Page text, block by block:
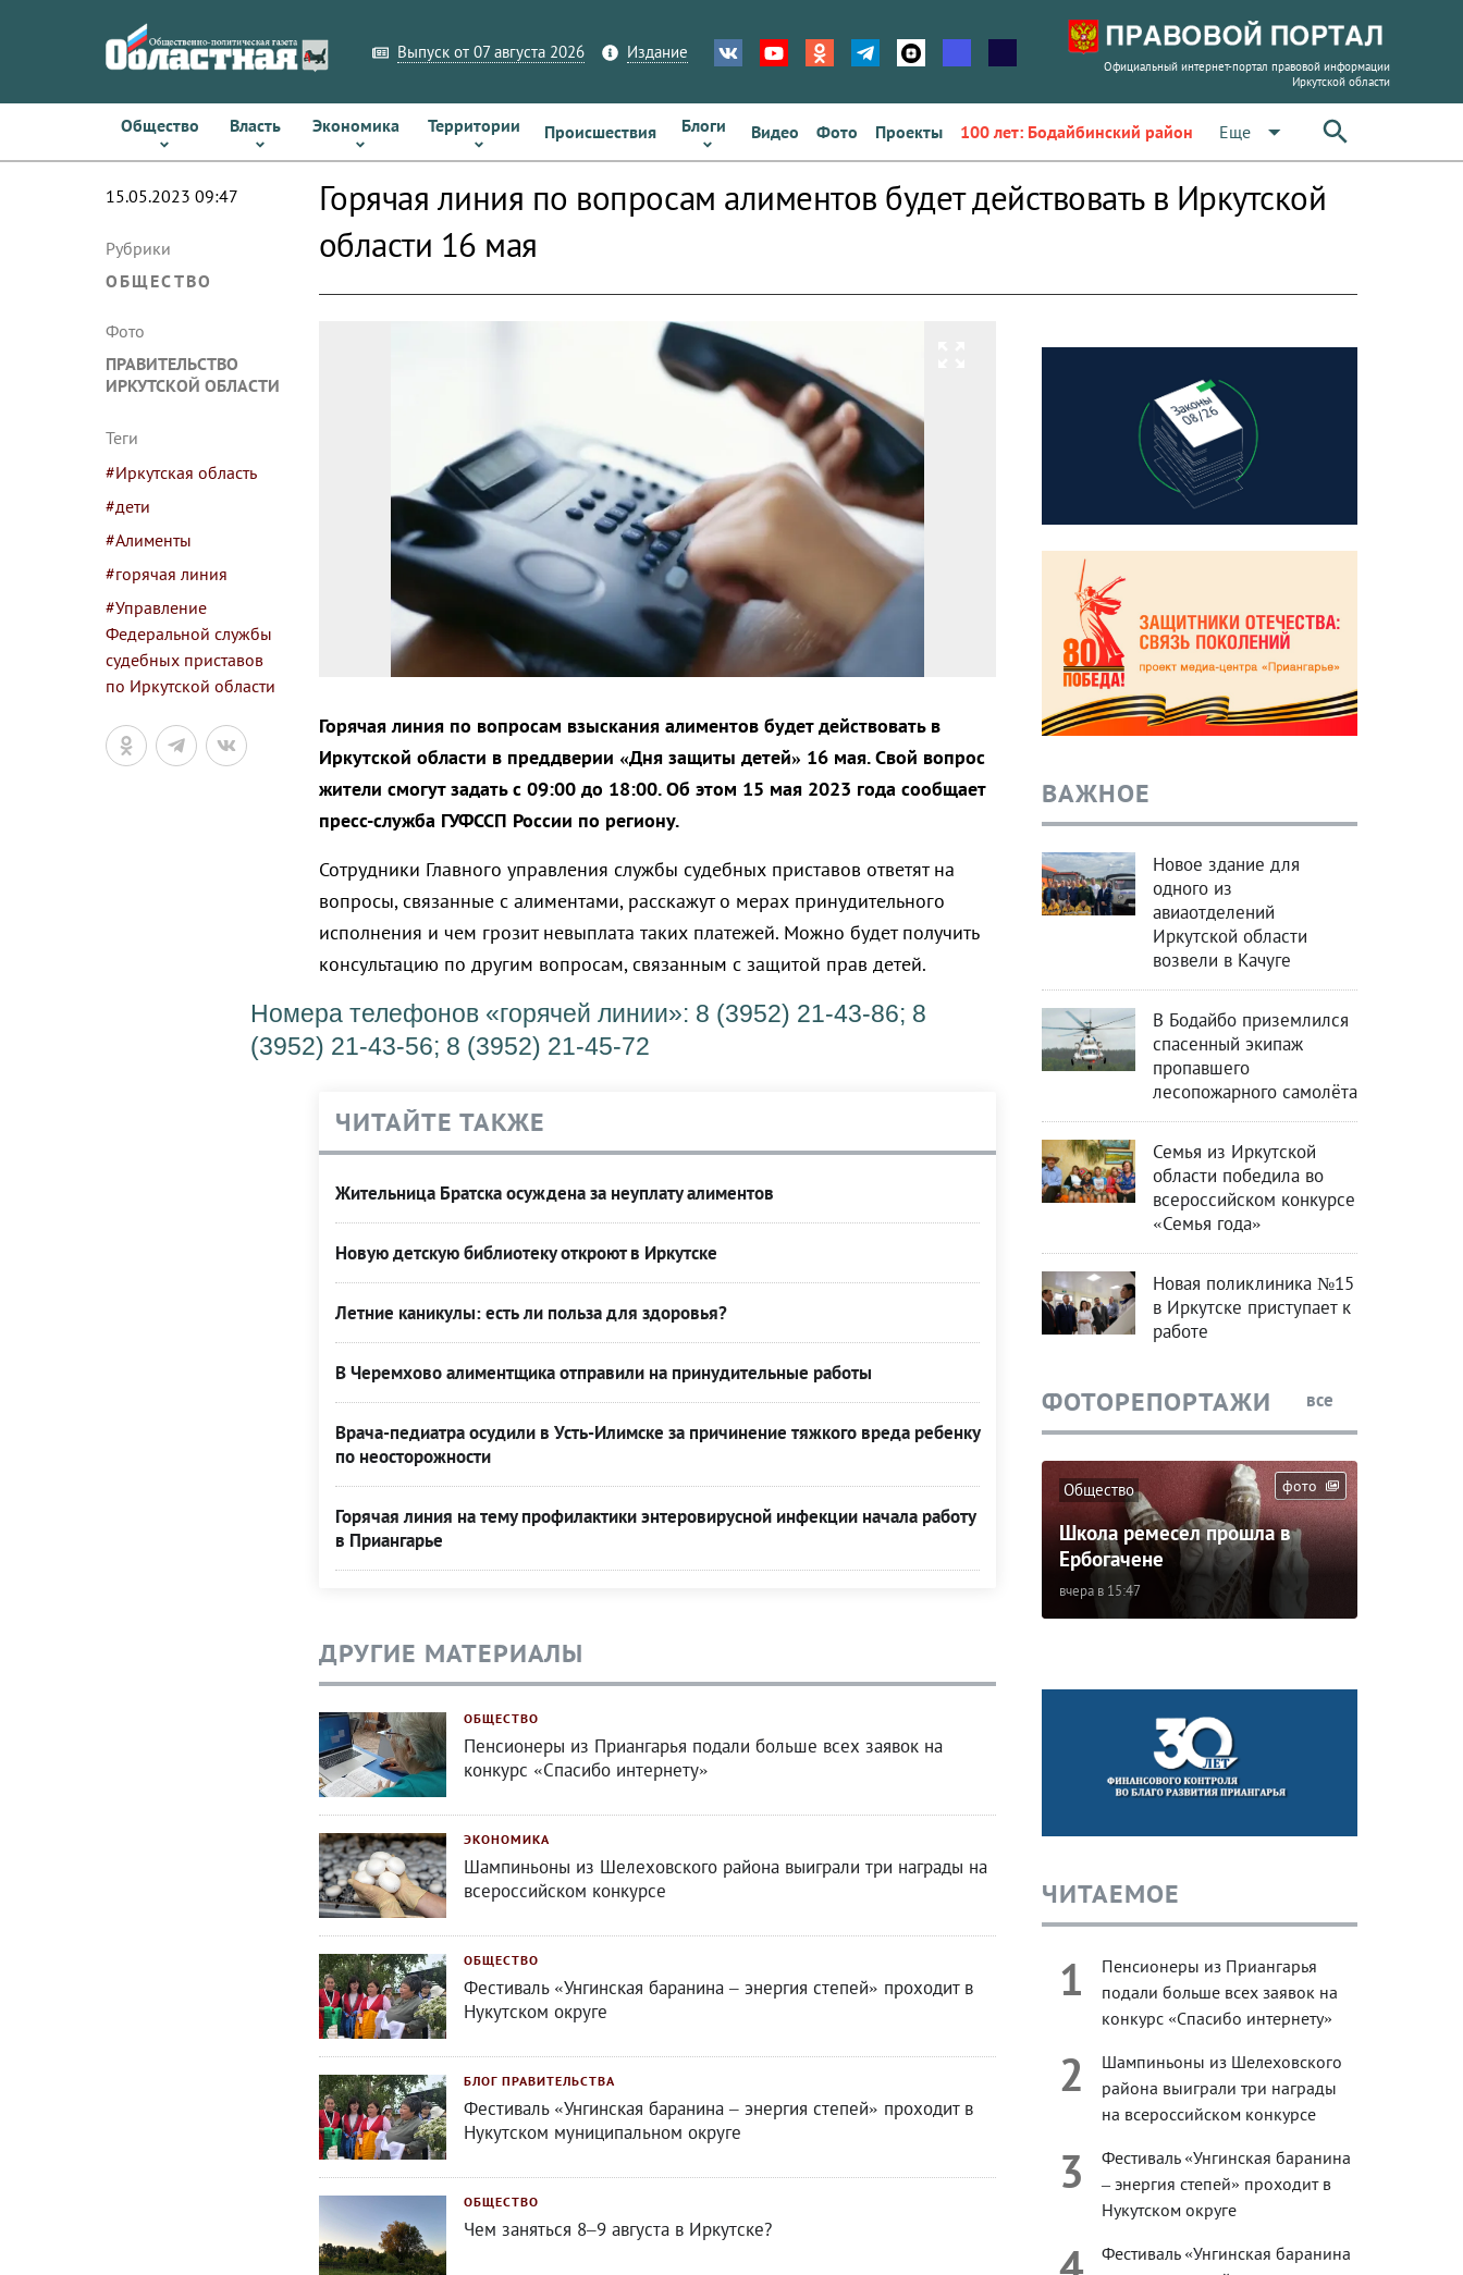
Выпуск от 07 августа 2026 Издание
Официальный интернет-портал правовой информации
Иркутской области
Общество Власть Экономика Территории Происшествия Блоги Видео Фото Проекты 100 лет: Бодайбинский район Еще arrow_drop_down
15.05.2023 09:47
Рубрики
ОБЩЕСТВО
Фото
ПРАВИТЕЛЬСТВО
ИРКУТСКОЙ ОБЛАСТИ
Теги
#Иркутская область
#дети
#Алименты
#горячая линия
#Управление
Федеральной службы
судебных приставов
по Иркутской области
Горячая линия по вопросам алиментов будет действовать в Иркутской
области 16 мая
Горячая линия по вопросам взыскания алиментов будет действовать в
Иркутской области в преддверии «Дня защиты детей» 16 мая. Свой вопрос
жители смогут задать с 09:00 до 18:00. Об этом 15 мая 2023 года сообщает
пресс-служба ГУФССП России по региону.
Сотрудники Главного управления службы судебных приставов ответят на
вопросы, связанные с алиментами, расскажут о мерах принудительного
исполнения и чем грозит невыплата таких платежей. Можно будет получить
консультацию по другим вопросам, связанным с защитой прав детей.
Номера телефонов «горячей линии»: 8 (3952) 21-43-86; 8
(3952) 21-43-56; 8 (3952) 21-45-72
ЧИТАЙТЕ ТАКЖЕ
Жительница Братска осуждена за неуплату алиментов
Новую детскую библиотеку откроют в Иркутске
Летние каникулы: есть ли польза для здоровья?
В Черемхово алиментщика отправили на принудительные работы
Врача-педиатра осудили в Усть-Илимске за причинение тяжкого вреда ребенку
по неосторожности
Горячая линия на тему профилактики энтеровирусной инфекции начала работу
в Приангарье
ДРУГИЕ МАТЕРИАЛЫ
ОБЩЕСТВО
Пенсионеры из Приангарья подали больше всех заявок на
конкурс «Спасибо интернету»
ЭКОНОМИКА
Шампиньоны из Шелеховского района выиграли три награды на
всероссийском конкурсе
ОБЩЕСТВО
Фестиваль «Унгинская баранина – энергия степей» проходит в
Нукутском округе
БЛОГ ПРАВИТЕЛЬСТВА
Фестиваль «Унгинская баранина – энергия степей» проходит в
Нукутском муниципальном округе
ОБЩЕСТВО
Чем заняться 8–9 августа в Иркутске?
ВАЖНОЕ
Новое здание для
одного из
авиаотделений
Иркутской области
возвели в Качуге
В Бодайбо приземлился
спасенный экипаж
пропавшего
лесопожарного самолёта
Семья из Иркутской
области победила во
всероссийском конкурсе
«Семья года»
Новая поликлиника №15
в Иркутске приступает к
работе
ФОТОРЕПОРТАЖИ все
фото
Общество
Школа ремесел прошла в
Ербогачене
вчера в 15:47
ЧИТАЕМОЕ
1
Пенсионеры из Приангарья
подали больше всех заявок на
конкурс «Спасибо интернету»
2
Шампиньоны из Шелеховского
района выиграли три награды
на всероссийском конкурсе
3
Фестиваль «Унгинская баранина
– энергия степей» проходит в
Нукутском округе
Фестиваль «Унгинская баранина